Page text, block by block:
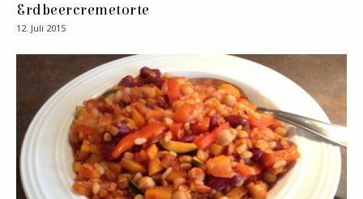
Erdbeercremetorte
12. Juli 2015